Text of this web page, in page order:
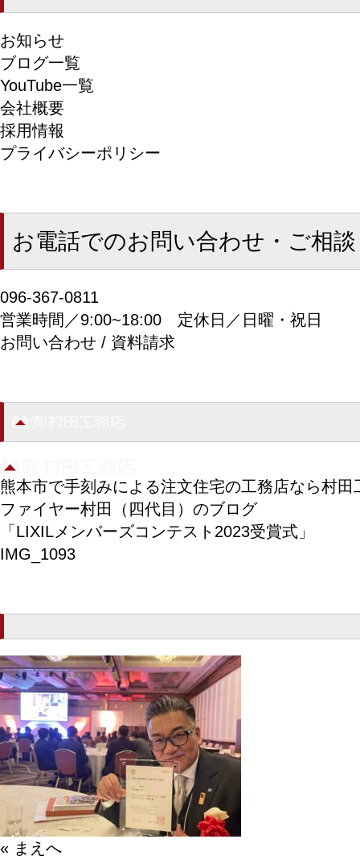
お知らせ
ブログ一覧
YouTube一覧
会社概要
採用情報
プライバシーポリシー
お電話でのお問い合わせ・ご相談
096-367-0811
営業時間／9:00~18:00 定休日／日曜・祝日
お問い合わせ / 資料請求
熊本市で手刻みによる注文住宅の工務店なら村田
ファイヤー村田（四代目）のブログ
「LIXILメンバーズコンテスト2023受賞式」
IMG_1093
« まえへ